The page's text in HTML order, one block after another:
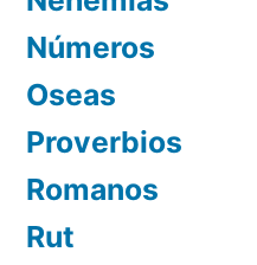
Números
Oseas
Proverbios
Romanos
Rut